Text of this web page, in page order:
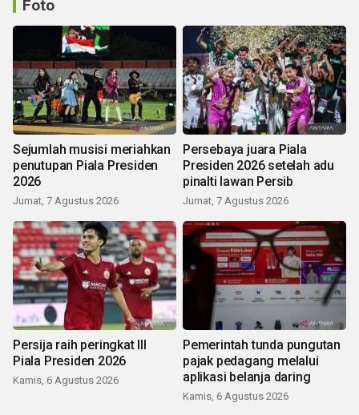
Foto
Sejumlah musisi meriahkan
penutupan Piala Presiden
2026
Jumat, 7 Agustus 2026
Persebaya juara Piala
Presiden 2026 setelah adu
pinalti lawan Persib
Jumat, 7 Agustus 2026
Persija raih peringkat III
Piala Presiden 2026
Kamis, 6 Agustus 2026
Pemerintah tunda pungutan
pajak pedagang melalui
aplikasi belanja daring
Kamis, 6 Agustus 2026